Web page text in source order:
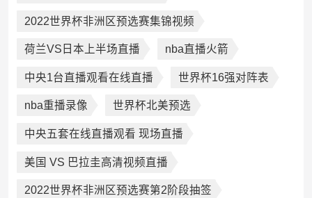
2022世界杯非洲区预选赛集锦视频
荷兰VS日本上半场直播 nba直播火箭
中央1台直播观看在线直播 世界杯16强对阵表
nba重播录像 世界杯北美预选
中央五套在线直播观看 现场直播
美国 VS 巴拉圭高清视频直播
2022世界杯非洲区预选赛第2阶段抽签